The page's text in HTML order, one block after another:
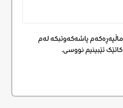
پاشەکەوتبکە لەم
تێبینیم نووسی.